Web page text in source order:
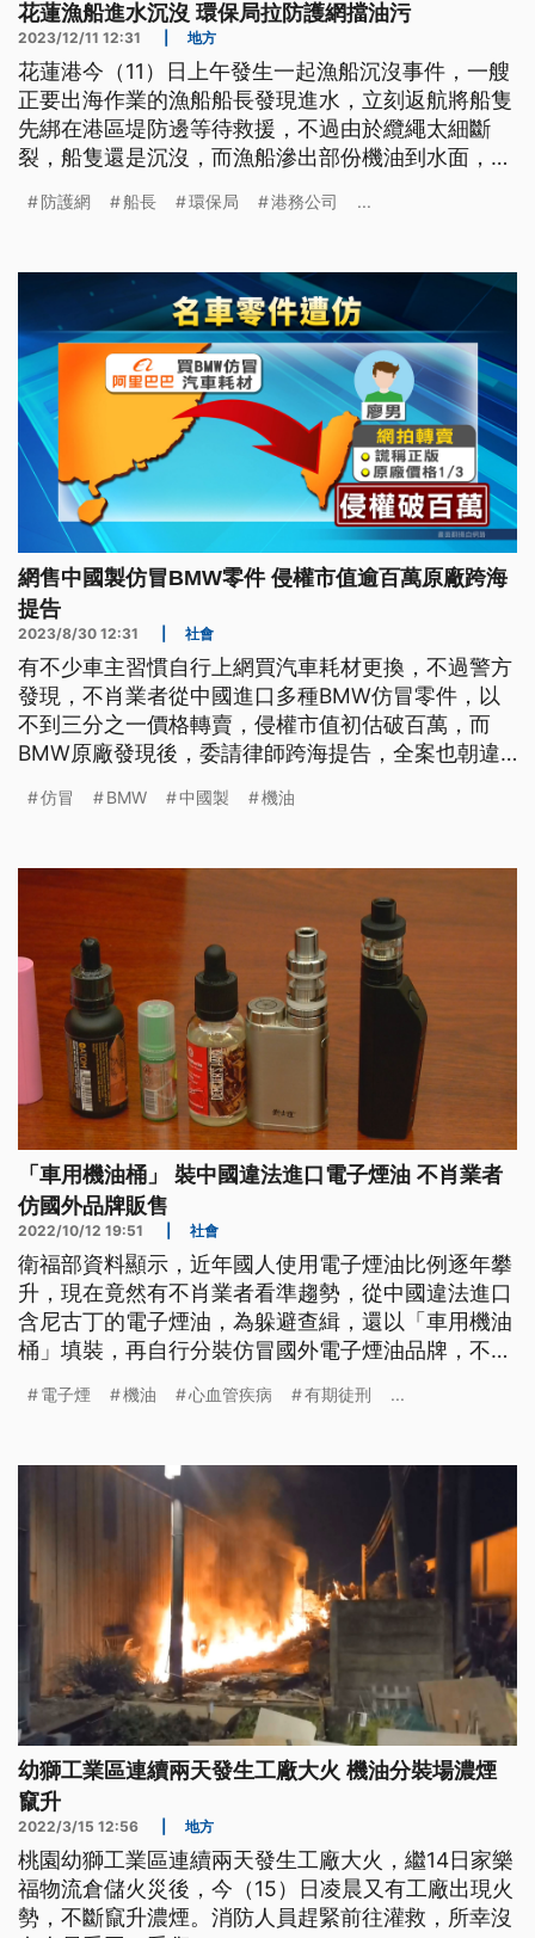
花蓮漁船進水沉沒 環保局拉防護網擋油污
2023/12/11 12:31 地方
花蓮港今（11）日上午發生一起漁船沉沒事件，一艘
正要出海作業的漁船船長發現進水，立刻返航將船隻
先綁在港區堤防邊等待救援，不過由於纜繩太細斷
裂，船隻還是沉沒，而漁船滲出部份機油到水面，環
防護網 船長 環保局 港務公司 ...
網售中國製仿冒BMW零件 侵權市值逾百萬原廠跨海
提告
2023/8/30 12:31 社會
有不少車主習慣自行上網買汽車耗材更換，不過警方
發現，不肖業者從中國進口多種BMW仿冒零件，以
不到三分之一價格轉賣，侵權市值初估破百萬，而
BMW原廠發現後，委請律師跨海提告，全案也朝違
仿冒 BMW 中國製 機油
「車用機油桶」 裝中國違法進口電子煙油 不肖業者
仿國外品牌販售
2022/10/12 19:51 社會
衛福部資料顯示，近年國人使用電子煙油比例逐年攀
升，現在竟然有不肖業者看準趨勢，從中國違法進口
含尼古丁的電子煙油，為躲避查緝，還以「車用機油
桶」填裝，再自行分裝仿冒國外電子煙油品牌，不但
電子煙 機油 心血管疾病 有期徒刑 ...
幼獅工業區連續兩天發生工廠大火 機油分裝場濃煙
竄升
2022/3/15 12:56 地方
桃園幼獅工業區連續兩天發生工廠大火，繼14日家樂
福物流倉儲火災後，今（15）日凌晨又有工廠出現火
勢，不斷竄升濃煙。消防人員趕緊前往灌救，所幸沒